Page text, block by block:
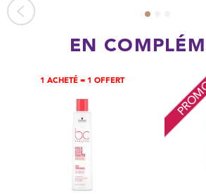
EN
1 ACHETÉ = 1 OFFERT